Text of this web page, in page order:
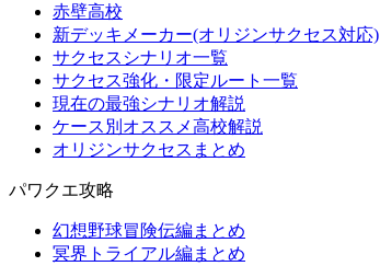
赤壁高校
新デッキメーカー(オリジンサクセス対応)
サクセスシナリオ一覧
サクセス強化・限定ルート一覧
現在の最強シナリオ解説
ケース別オススメ高校解説
オリジンサクセスまとめ
パワクエ攻略
幻想野球冒険伝編まとめ
冥界トライアル編まとめ